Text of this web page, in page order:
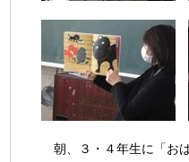
朝、３・４年生に「お